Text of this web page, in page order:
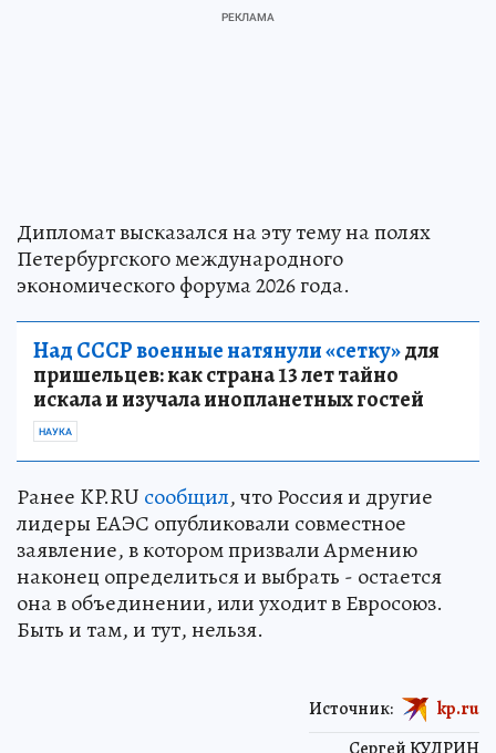
Дипломат высказался на эту тему на полях
Петербургского международного
экономического форума 2026 года.
Над СССР военные натянули «сетку»для
пришельцев: как страна 13 лет тайно
искала и изучала инопланетных гостей
НАУКА
Ранее KP.RU сообщил, что Россия и другие
лидеры ЕАЭС опубликовали совместное
заявление, в котором призвали Армению
наконец определиться и выбрать - остается
она в объединении, или уходит в Евросоюз.
Быть и там, и тут, нельзя.
Источник: kp.ru